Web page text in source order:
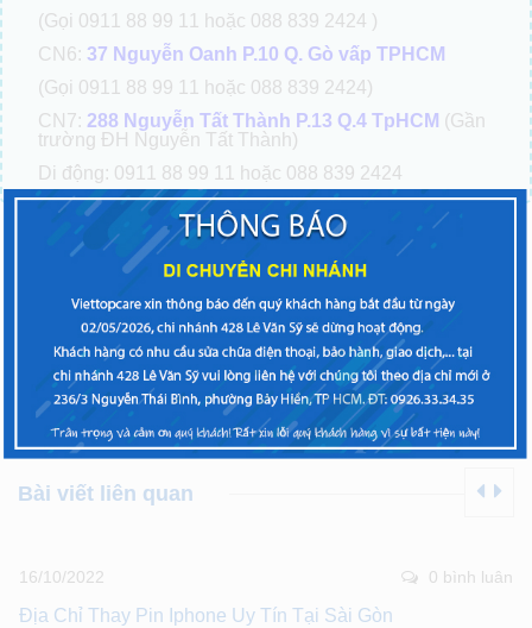
(Gọi 0911 88 99 11 hoặc 088 839 2424 )
CN6: 37 Nguyễn Oanh P.10 Q. Gò vấp TPHCM
(Gọi 0911 88 99 11 hoặc 088 839 2424)
CN7: 288 Nguyễn Tất Thành P.13 Q.4 TpHCM (Gần
trường ĐH Nguyễn Tất Thành)
Di động: 0911 88 99 11 hoặc 088 839 2424
Tổng đài:0911.8899.11 Nhấp để gọi
(Phím 1: Tư vấn báo giá, Phím 2: Hỏi tình trạng máy, Phím
3: Phản ánh chất lượng)
VIETTOPCARE – TRAO CHẤT LƯỢNG – NHẬN NIỀM
TIN
Bài trước Bài tiếp theo
Bài viết liên quan
16/10/2022 0 bình luân
Địa Chỉ Thay Pin Iphone Uy Tín Tại Sài Gòn